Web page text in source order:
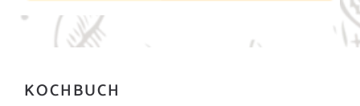
KOCHBUCH